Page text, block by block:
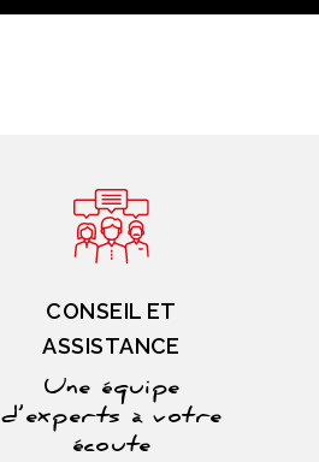
CONSEIL ET
ASSISTANCE
Une équipe
d’experts à votre
écoute